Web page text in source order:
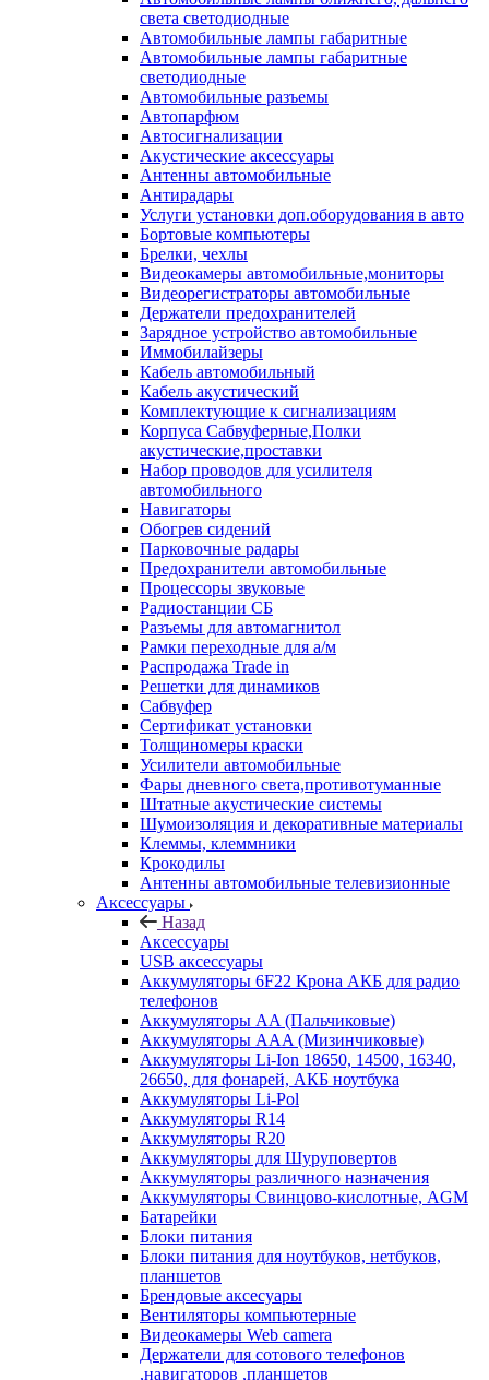
света светодиодные
Автомобильные лампы габаритные
Автомобильные лампы габаритные
светодиодные
Автомобильные разъемы
Автопарфюм
Автосигнализации
Акустические аксессуары
Антенны автомобильные
Антирадары
Услуги установки доп.оборудования в авто
Бортовые компьютеры
Брелки, чехлы
Видеокамеры автомобильные,мониторы
Видеорегистраторы автомобильные
Держатели предохранителей
Зарядное устройство автомобильные
Иммобилайзеры
Кабель автомобильный
Кабель акустический
Комплектующие к сигнализациям
Корпуса Сабвуферные,Полки
акустические,проставки
Набор проводов для усилителя
автомобильного
Навигаторы
Обогрев сидений
Парковочные радары
Предохранители автомобильные
Процессоры звуковые
Радиостанции СБ
Разъемы для автомагнитол
Рамки переходные для а/м
Распродажа Trade in
Решетки для динамиков
Сабвуфер
Сертификат установки
Толщиномеры краски
Усилители автомобильные
Фары дневного света,противотуманные
Штатные акустические системы
Шумоизоляция и декоративные материалы
Клеммы, клеммники
Крокодилы
Антенны автомобильные телевизионные
Аксессуары
Назад
Аксессуары
USB аксессуары
Аккумуляторы 6F22 Крона АКБ для радио
телефонов
Аккумуляторы AA (Пальчиковые)
Аккумуляторы AAA (Мизинчиковые)
Аккумуляторы Li-Ion 18650, 14500, 16340,
26650, для фонарей, АКБ ноутбука
Аккумуляторы Li-Pol
Аккумуляторы R14
Аккумуляторы R20
Аккумуляторы для Шуруповертов
Аккумуляторы различного назначения
Аккумуляторы Свинцово-кислотные, AGM
Батарейки
Блоки питания
Блоки питания для ноутбуков, нетбуков,
планшетов
Брендовые аксесуары
Вентиляторы компьютерные
Видеокамеры Web camera
Держатели для сотового телефонов
,навигаторов ,планшетов